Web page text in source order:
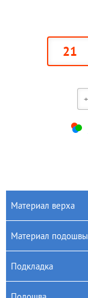
Материал верха
Материал подошвы
Подкладка